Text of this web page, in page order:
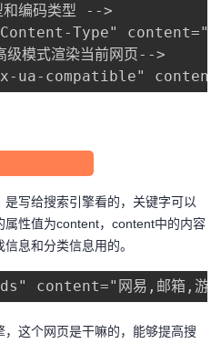
编码类型 -->
Type"
模式渲染当前网页-->
ua-compatible"
写给搜索引擎看的，关键字可以
属性值为content，content中的内容
息和分类信息用的。
content="网易,邮箱,游
这个网页是干嘛的，能够提高搜